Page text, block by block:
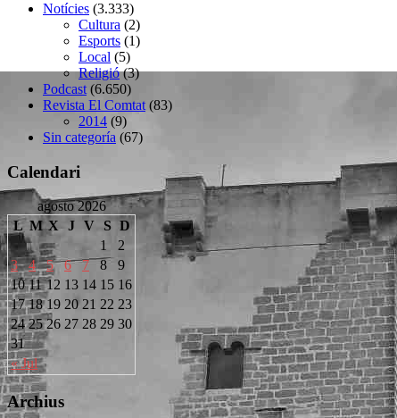
Notícies (3.333)
Cultura (2)
Esports (1)
Local (5)
Religió(3)
Podcast (6.650)
Revista El Comtat (83)
2014 (9)
Sin categoría (67)
Calendari
agosto 2026
L M X J V S D
« Jul
1
2
3
4 5 6 7 8
9
10 11 12 13 14 15 16
17 18 19 20 21 22 23
24 25 26 27 28 29 30
31
Archius